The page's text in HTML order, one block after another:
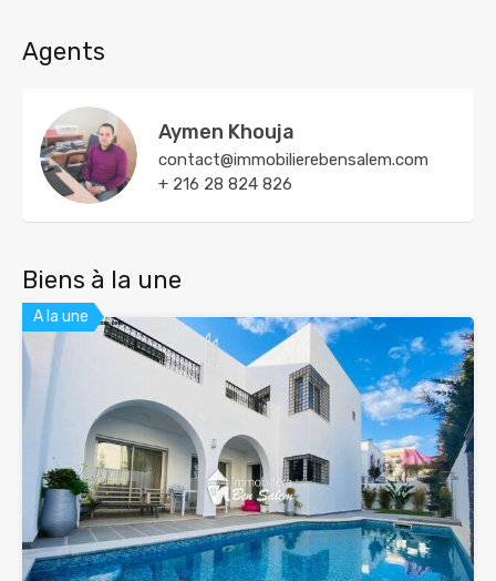
Agents
Aymen Khouja
contact@immobilierebensalem.com
+ 216 28 824 826
Biens à la une
A la une